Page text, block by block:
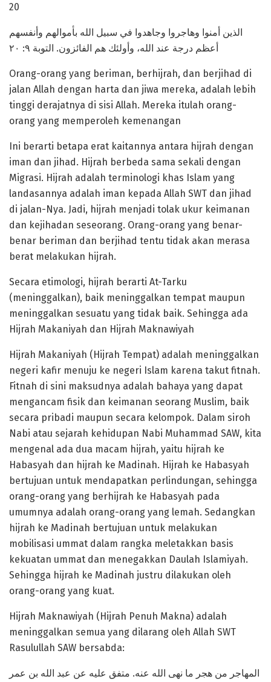
20
الذين أمنوا وهاجروا وجاهدوا في سبيل الله بأموالهم وأنفسهم
أعظم درجة عند الله، وأولئك هم الفائزون. التوبة ٩: ٢٠
Orang-orang yang beriman, berhijrah, dan berjihad di
jalan Allah dengan harta dan jiwa mereka, adalah lebih
tinggi derajatnya di sisi Allah. Mereka itulah orang-
orang yang memperoleh kemenangan
Ini berarti betapa erat kaitannya antara hijrah dengan
iman dan jihad. Hijrah berbeda sama sekali dengan
Migrasi. Hijrah adalah terminologi khas Islam yang
landasannya adalah iman kepada Allah SWT dan jihad
di jalan-Nya. Jadi, hijrah menjadi tolak ukur keimanan
dan kejihadan seseorang. Orang-orang yang benar-
benar beriman dan berjihad tentu tidak akan merasa
berat melakukan hijrah.
Secara etimologi, hijrah berarti At-Tarku
(meninggalkan), baik meninggalkan tempat maupun
meninggalkan sesuatu yang tidak baik. Sehingga ada
Hijrah Makaniyah dan Hijrah Maknawiyah
Hijrah Makaniyah (Hijrah Tempat) adalah meninggalkan
negeri kafir menuju ke negeri Islam karena takut fitnah.
Fitnah di sini maksudnya adalah bahaya yang dapat
mengancam fisik dan keimanan seorang Muslim, baik
secara pribadi maupun secara kelompok. Dalam siroh
Nabi atau sejarah kehidupan Nabi Muhammad SAW, kita
mengenal ada dua macam hijrah, yaitu hijrah ke
Habasyah dan hijrah ke Madinah. Hijrah ke Habasyah
bertujuan untuk mendapatkan perlindungan, sehingga
orang-orang yang berhijrah ke Habasyah pada
umumnya adalah orang-orang yang lemah. Sedangkan
hijrah ke Madinah bertujuan untuk melakukan
mobilisasi ummat dalam rangka meletakkan basis
kekuatan ummat dan menegakkan Daulah Islamiyah.
Sehingga hijrah ke Madinah justru dilakukan oleh
orang-orang yang kuat.
Hijrah Maknawiyah (Hijrah Penuh Makna) adalah
meninggalkan semua yang dilarang oleh Allah SWT
Rasulullah SAW bersabda:
المهاجر من هجر ما نهى الله عنه. متفق عليه عن عبد الله بن عمر